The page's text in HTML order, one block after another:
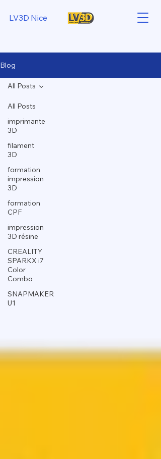
LV3D Nice
Blog
All Posts
imprimante
3D
filament
3D
formation
impression
3D
formation
CPF
impression
3D résine
CREALITY
SPARKX i7
Color
Combo
SNAPMAKER
U1
All Posts